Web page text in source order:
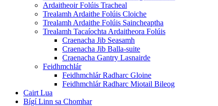
Ardaitheoir Folúis Tracheal
Trealamh Ardaithe Folúis Cloiche
Trealamh Ardaithe Folúis Saincheaptha
Trealamh Tacaíochta Ardaitheora Folúis
Craenacha Jib Seasamh
Craenacha Jib Balla-suite
Craenacha Gantry Lasnairde
Feidhmchlár
Feidhmchlár Radharc Gloine
Feidhmchlár Radharc Miotail Bileog
Cairt Lua
Bígí Linn sa Chomhar